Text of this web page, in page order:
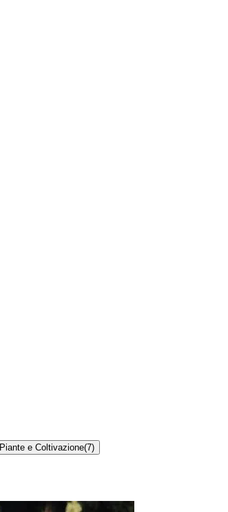
Piante e Coltivazione(7)